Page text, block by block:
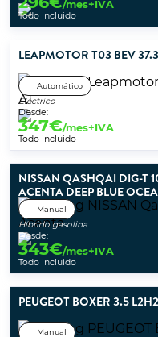
/mes+IVA
Todo incluido
LEAPMOTOR T03 BEV
Automático
Eléctrico
Desde:
347€/mes+IVA
Todo incluido
NISSAN QASHQAI DIG-T
ACENTA DEEP BLUE
Manual
Híbrido gasolina
Desde:
343€/mes+IVA
Todo incluido
PEUGEOT BOXER 3.5
Manual